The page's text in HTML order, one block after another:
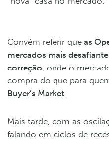
Convém referir que as
mercados mais
correção , onde o
compra do que para
Buyer’s Market
Mais tarde, com as
falando em ciclos de